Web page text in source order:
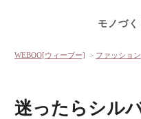
モノづく
WEBOO[ウィーブー] > ファッション
迷ったらシル